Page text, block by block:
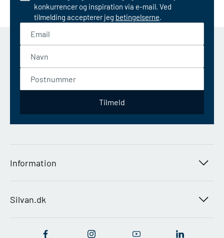
konkurrencer og inspiration via e-mail. Ved
tilmelding accepterer jeg betingelserne.
Tilmeld
Information
Om Silvan
Silvan.dk